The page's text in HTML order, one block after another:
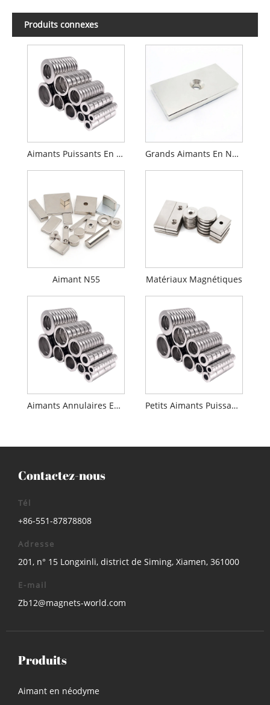
Produits connexes
Aimants Puissants En Néodyme Grands Aimants En Néodyme
Aimant N55 Matériaux Magnétiques
Aimants Annulaires En Néodyme Petits Aimants Puissants
Contactez-nous
Tél
+86-551-87878808
Adresse
201, n° 15 Longxinli, district de Siming, Xiamen, 361000
E-mail
Zb12@magnets-world.com
Produits
Aimant en néodyme